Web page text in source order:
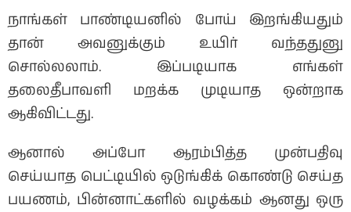
நாங்கள் பாண்டியனில் போய் இறங்கியதும்
தான் அவனுக்கும் உயிர் வந்ததுனு
சொல்லலாம். இப்படியாக எங்கள்
தலைதீபாவளி மறக்க முடியாத ஒன்றாக
ஆகிவிட்டது.
ஆனால் அப்போ ஆரம்பித்த முன்பதிவு
செய்யாத பெட்டியில் ஒடுங்கிக் கொண்டு செய்த
பயணம், பின்னாட்களில் வழக்கம் ஆனது ஒரு